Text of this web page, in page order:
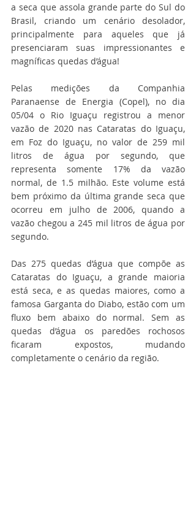
a seca que assola grande parte do Sul do
Brasil, criando um cenário desolador,
principalmente para aqueles que já
presenciaram suas impressionantes e
magníficas quedas d’água!
Pelas medições da Companhia
Paranaense de Energia (Copel), no dia
05/04 o Rio Iguaçu registrou a menor
vazão de 2020 nas Cataratas do Iguaçu,
em Foz do Iguaçu, no valor de 259 mil
litros de água por segundo, que
representa somente 17% da vazão
normal, de 1.5 milhão. Este volume está
bem próximo da última grande seca que
ocorreu em julho de 2006, quando a
vazão chegou a 245 mil litros de água por
segundo.
Das 275 quedas d’água que compõe as
Cataratas do Iguaçu, a grande maioria
está seca, e as quedas maiores, como a
famosa Garganta do Diabo, estão com um
fluxo bem abaixo do normal. Sem as
quedas d’água os paredões rochosos
ficaram expostos, mudando
completamente o cenário da região.